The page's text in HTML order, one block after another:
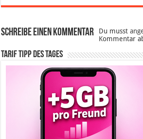
Schreibe einen Kommentar Du musst
Kommentar
Tarif Tipp des Tages